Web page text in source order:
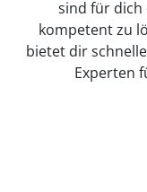
sind für dich
kompetent zu
bietet dir
Experten